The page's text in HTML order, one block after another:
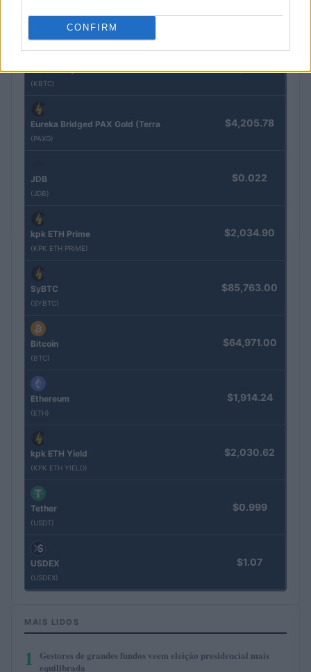
CONFIRM
Kinza Babylon Staked BTC
(KBTC)
Eureka Bridged PAX Gold (Terra
(PAXG)
$4,205.78
JDB
(JDB)
$0.022
kpk ETH Prime
(KPK ETH PRIME)
$2,034.90
SyBTC
(SYBTC)
$85,763.00
Bitcoin
(BTC)
$64,971.00
Ethereum
(ETH)
$1,914.24
kpk ETH Yield
(KPK ETH YIELD)
$2,030.62
Tether
(USDT)
$0.999
USDEX
(USDEX)
$1.07
MAIS LIDOS
1
Gestores de grandes fundos veem eleição presidencial mais
equilibrada